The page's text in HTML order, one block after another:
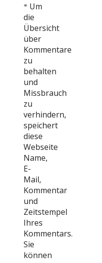
* Um
die
Übersicht
über
Kommentare
zu
behalten
und
Missbrauch
zu
verhindern,
speichert
diese
Webseite
Name,
E-
Mail,
Kommentar
und
Zeitstempel
Ihres
Kommentars.
Sie
können